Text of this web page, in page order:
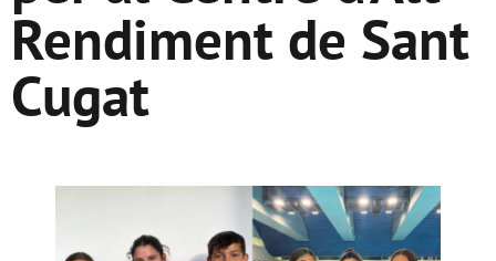
Rendiment de Sant
Cugat